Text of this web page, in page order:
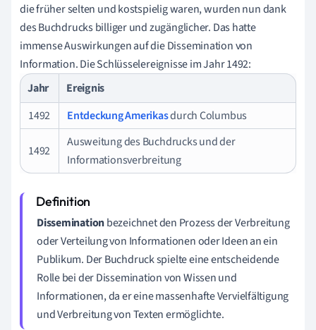
die früher selten und kostspielig waren, wurden nun dank
des Buchdrucks billiger und zugänglicher. Das hatte
immense Auswirkungen auf die Dissemination von
Information. Die Schlüsselereignisse im Jahr 1492:
Jahr
Ereignis
1492
Entdeckung Amerikasdurch Columbus
1492
Ausweitung des Buchdrucks und der
Informationsverbreitung
Disseminationbezeichnet den Prozess der Verbreitung
oder Verteilung von Informationen oder Ideen an ein
Publikum. Der Buchdruck spielte eine entscheidende
Rolle bei der Dissemination von Wissen und
Informationen, da er eine massenhafte Vervielfältigung
und Verbreitung von Texten ermöglichte.